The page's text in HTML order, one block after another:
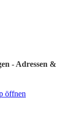
- Adressen &
öffnen